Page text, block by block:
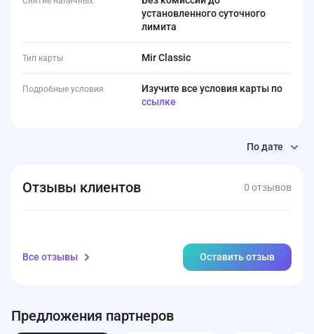
установленного суточного
лимита
Тип карты Mir Classic
Подробные условия
Изучите все условия карты по
ссылке
По дате
Отзывы клиентов 0 отзывов
Все отзывы Оставить отзыв
Предложения партнеров